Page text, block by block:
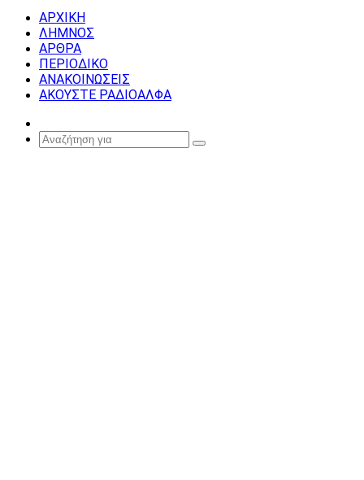
ΑΡΧΙΚΗ
ΛΗΜΝΟΣ
ΑΡΘΡΑ
ΠΕΡΙΟΔΙΚΟ
ΑΝΑΚΟΙΝΩΣΕΙΣ
ΑΚΟΥΣΤΕ ΡΑΔΙΟΑΛΦΑ
Article
Αναζήτηση